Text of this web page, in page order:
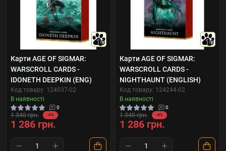
10
Карти AGE OF SIGMAR:
WARSCROLL CARDS -
IDONETH DEEPKIN (ENG)
Код товару: 124037-02
В наявності
0
1 340 грн. -4%
1 286 грн.
10
Карти AGE OF SIGMAR:
WARSCROLL CARDS -
NIGHTHAUNT (ENGLISH)
Код товару: 124244-02
В наявності
0
1 340 грн. -4%
1 286 грн.